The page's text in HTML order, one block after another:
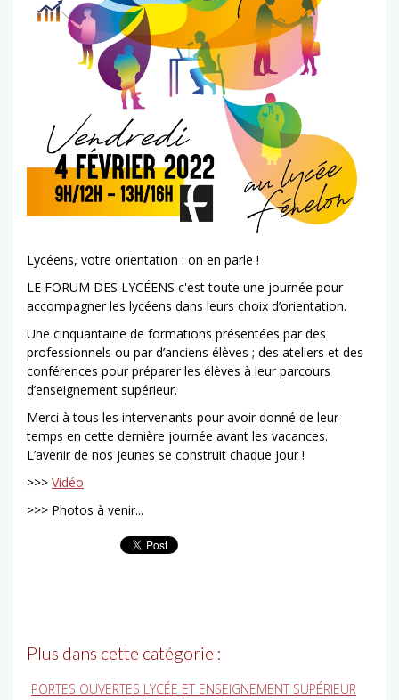
Lycéens, votre orientation : on en parle !
LE FORUM DES LYCÉENS c'est toute une journée pour
accompagner les lycéens dans leurs choix d’orientation.
Une cinquantaine de formations présentées par des
professionnels ou par d’anciens élèves ; des ateliers et des
conférences pour préparer les élèves à leur parcours
d’enseignement supérieur.
Merci à tous les intervenants pour avoir donné de leur
temps en cette dernière journée avant les vacances.
L’avenir de nos jeunes se construit chaque jour !
>>> Vidéo
>>> Photos à venir...
Plus dans cette catégorie :
PORTES OUVERTES LYCÉE ET ENSEIGNEMENT SUPÉRIEUR